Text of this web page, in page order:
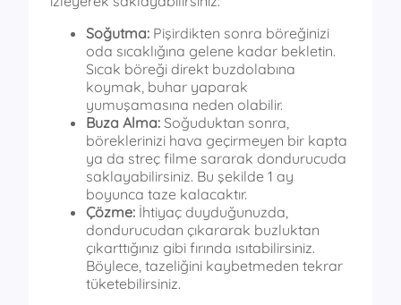
Soğutma: Pişirdikten sonra böreğinizi
oda sıcaklığına gelene kadar bekletin.
Sıcak böreği direkt buzdolabına
koymak, buhar yaparak
yumuşamasına neden olabilir.
Buza Alma: Soğuduktan sonra,
böreklerinizi hava geçirmeyen bir kapta
ya da streç filme sararak dondurucuda
saklayabilirsiniz. Bu şekilde 1 ay
boyunca taze kalacaktır.
Çözme: İhtiyaç duyduğunuzda,
dondurucudan çıkararak buzluktan
çıkarttığınız gibi fırında ısıtabilirsiniz.
Böylece, tazeliğini kaybetmeden tekrar
tüketebilirsiniz.